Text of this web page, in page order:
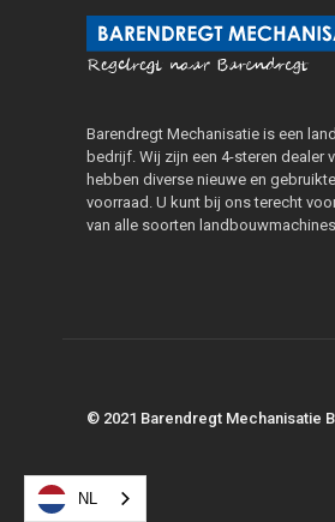
Barendregt Mechanisatie is een
bedrijf. Wij zijn een 4-steren dealer
hebben diverse nieuwe en
voorraad. U kunt bij ons terecht
van alle soorten
© 2021 Barendregt Mechanisatie
NL